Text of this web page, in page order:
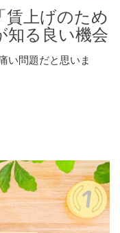
賃上げのため
知る良い機会
い問題だと思いま